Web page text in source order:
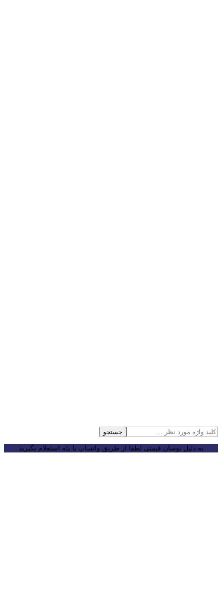
جستجو
به دلیل نوسان قیمتی لطفا از طریق واتساپ یا بله استعلام بگیرید